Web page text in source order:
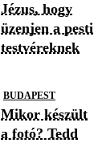
Jézus, hogy
üzenjen a pesti
testvéreknek
BUDAPEST
Mikor készült
a fotó? Tedd